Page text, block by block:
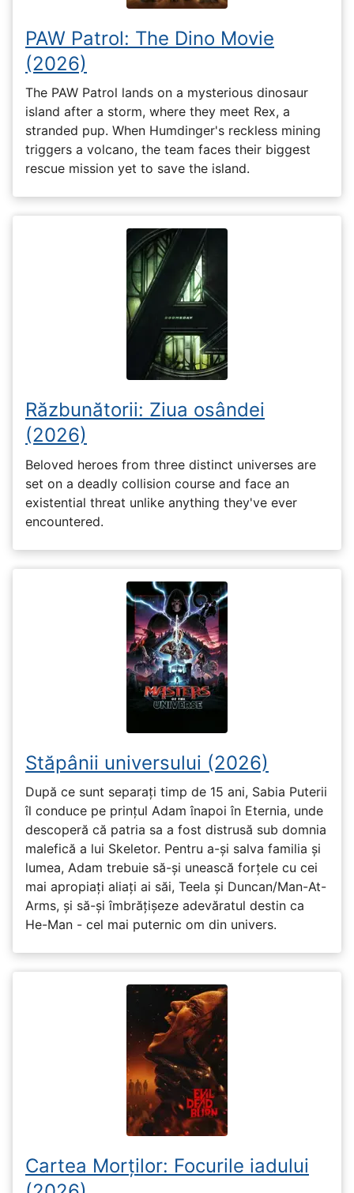
PAW Patrol: The Dino Movie
(2026)
The PAW Patrol lands on a mysterious dinosaur
island after a storm, where they meet Rex, a
stranded pup. When Humdinger's reckless mining
triggers a volcano, the team faces their biggest
rescue mission yet to save the island.
Răzbunătorii: Ziua osândei
(2026)
Beloved heroes from three distinct universes are
set on a deadly collision course and face an
existential threat unlike anything they've ever
encountered.
Stăpânii universului (2026)
După ce sunt separați timp de 15 ani, Sabia Puterii
îl conduce pe prințul Adam înapoi în Eternia, unde
descoperă că patria sa a fost distrusă sub domnia
malefică a lui Skeletor. Pentru a-și salva familia și
lumea, Adam trebuie să-și unească forțele cu cei
mai apropiați aliați ai săi, Teela și Duncan/Man-At-
Arms, și să-și îmbrățișeze adevăratul destin ca
He-Man - cel mai puternic om din univers.
Cartea Morților: Focurile iadului